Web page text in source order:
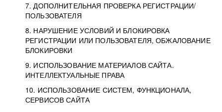
7. ДОПОЛНИТЕЛЬНАЯ ПРОВЕРКА РЕГИСТРАЦИИ/
ПОЛЬЗОВАТЕЛЯ
8. НАРУШЕНИЕ УСЛОВИЙ И БЛОКИРОВКА
РЕГИСТРАЦИИ ИЛИ ПОЛЬЗОВАТЕЛЯ, ОБЖАЛОВАНИЕ
БЛОКИРОВКИ
9. ИСПОЛЬЗОВАНИЕ МАТЕРИАЛОВ САЙТА.
ИНТЕЛЛЕКТУАЛЬНЫЕ ПРАВА
10. ИСПОЛЬЗОВАНИЕ СИСТЕМ, ФУНКЦИОНАЛА,
СЕРВИСОВ САЙТА